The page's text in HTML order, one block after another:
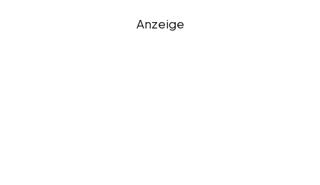
Anzeige